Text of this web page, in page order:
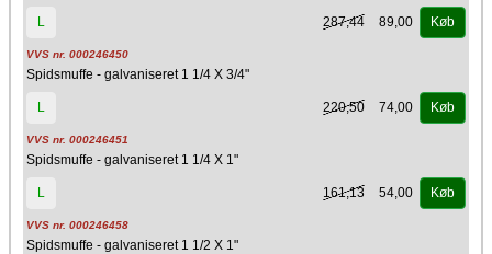
L 287,44 89,00 Køb
VVS nr. 000246450
Spidsmuffe - galvaniseret 1 1/4 X 3/4"
L 220,50 74,00 Køb
VVS nr. 000246451
Spidsmuffe - galvaniseret 1 1/4 X 1"
L 161,13 54,00 Køb
VVS nr. 000246458
Spidsmuffe - galvaniseret 1 1/2 X 1"